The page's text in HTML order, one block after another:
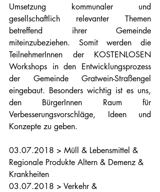
Umsetzung kommunaler und
gesellschaftlich relevanter Themen
betreffend ihrer Gemeinde
miteinzubeziehen. Somit werden die
TeilnehmerInnen der KOSTENLOSEN
Workshops in den Entwicklungsprozess
der Gemeinde Gratwein-Straßengel
eingebaut. Besonders wichtig ist es uns,
den BürgerInnen Raum für
Verbesserungsvorschläge, Ideen und
Konzepte zu geben.
03.07.2018 > Müll & Lebensmittel &
Regionale Produkte Altern & Demenz &
Krankheiten
03.07.2018 > Verkehr &